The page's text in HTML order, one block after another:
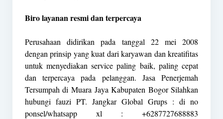
Biro layanan resmi dan terpercaya
Perusahaan didirikan pada tanggal 22 mei 2008
dengan prinsip yang kuat dari karyawan dan kreatifitas
untuk menyediakan service paling baik, paling cepat
dan terpercaya pada pelanggan. Jasa Penerjemah
Tersumpah di Muara Jaya Kabupaten Bogor Silahkan
hubungi fauzi PT. Jangkar Global Grups : di no
ponsel/whatsapp xl : +6287727688883